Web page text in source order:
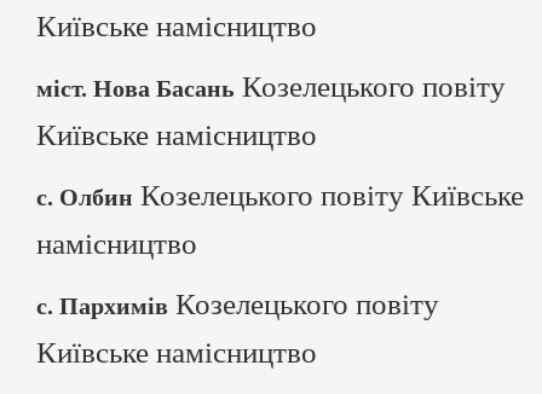
Київське намісництво
міст. Нова Басань Козелецького повіту
Київське намісництво
с. Олбин Козелецького повіту Київське
намісництво
с. Пархимів Козелецького повіту
Київське намісництво